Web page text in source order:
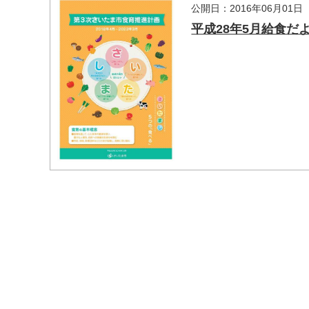
公開日：2016年06月01日
平成28年5月給食だ